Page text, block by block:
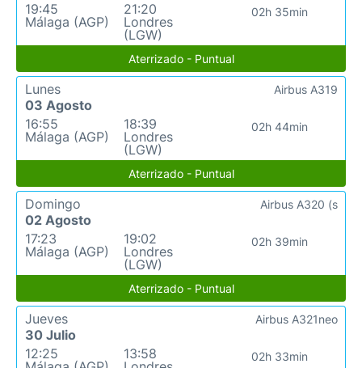
19:45
Málaga (AGP)
21:20
Londres
(LGW)
02h 35min
Aterrizado - Puntual
Lunes
03 Agosto
16:55
Málaga (AGP)
18:39
Londres
(LGW)
02h 44min
Airbus A319
Aterrizado - Puntual
Domingo
02 Agosto
17:23
Málaga (AGP)
19:02
Londres
(LGW)
02h 39min
Airbus A320 (s
Aterrizado - Puntual
Jueves
30 Julio
12:25
13:58
02h 33min
Airbus A321neo